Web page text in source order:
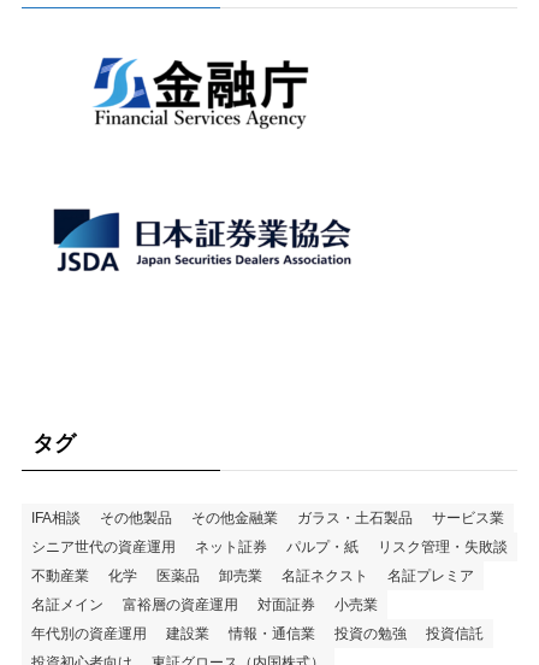
タグ
IFA相談 その他製品 その他金融業 ガラス・土石製品
サービス業
シニア世代の資産運用
ネット証券 パルプ・紙
リスク管理・失敗談
不動産業
化学 医薬品 卸売業 名証ネクスト
名証プレミア
名証メイン
富裕層の資産運用 対面証券
小売業
年代別の資産運用
建設業 情報・通信業 投資の勉強
投資信託